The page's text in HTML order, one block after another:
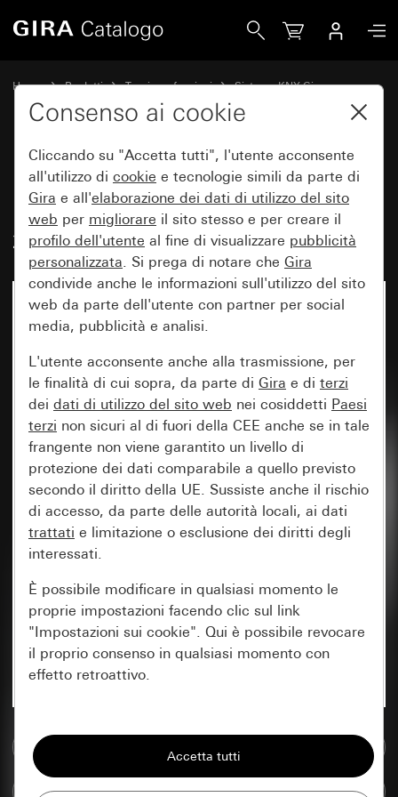
Home Prodotti Tecnica e funzioni
Sistema KNX Gira
Apparecchi di sistema Gira, attuatori,sensori, accessori per KNX
Ingresso binario 8 moduli
12 - 48 V AC/DC a potenziale
zero per KNX
Confronta articoli
Consenso ai cookie
Cliccando su "Accetta tutti", l'utente acconsente
all'utilizzo di cookie e tecnologie simili da parte di
Gira e all'elaborazione dei dati di utilizzo del sito
web per migliorare il sito stesso e per creare il
profilo dell'utente al fine di visualizzare pubblicità
personalizzata. Si prega di notare che Gira
condivide anche le informazioni sull'utilizzo del sito
web da parte dell'utente con partner per social
media, pubblicità e analisi.
L'utente acconsente anche alla trasmissione, per
le finalità di cui sopra, da parte di Gira e di terzi
dei dati di utilizzo del sito web nei cosiddetti Paesi
terzi non sicuri al di fuori della CEE anche se in tale
frangente non viene garantito un livello di
protezione dei dati comparabile a quello previsto
secondo il diritto della UE. Sussiste anche il rischio
di accesso, da parte delle autorità locali, ai dati
trattati e limitazione o esclusione dei diritti degli
interessati.
È possibile modificare in qualsiasi momento le
proprie impostazioni facendo clic sul link
"Impostazioni sui cookie". Qui è possibile revocare
il proprio consenso in qualsiasi momento con
effetto retroattivo.
Tutti i cookie necessari per poter mostrare la
pagina.